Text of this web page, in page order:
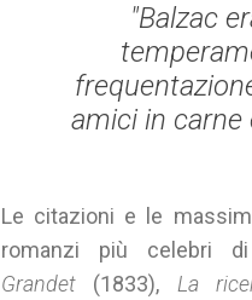
"Balzac
amici in carne
Le citazioni e le
romanzi più celebri
Grandet
(1833), La